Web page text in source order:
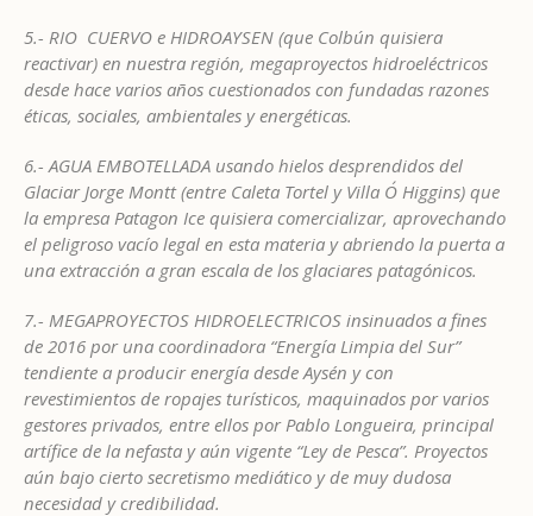
5.- RIO CUERVO e HIDROAYSEN (que Colbún quisiera
reactivar) en nuestra región, megaproyectos hidroeléctricos
desde hace varios años cuestionados con fundadas razones
éticas, sociales, ambientales y energéticas.
6.- AGUA EMBOTELLADA usando hielos desprendidos del
Glaciar Jorge Montt (entre Caleta Tortel y Villa O´ Higgins) que
la empresa Patagon Ice quisiera comercializar, aprovechando
el peligroso vacío legal en esta materia y abriendo la puerta a
una extracción a gran escala de los glaciares patagónicos.
7.- MEGAPROYECTOS HIDROELECTRICOS insinuados a fines
de 2016 por una coordinadora “Energía Limpia del Sur”
tendiente a producir energía desde Aysén y con
revestimientos de ropajes turísticos, maquinados por varios
gestores privados, entre ellos por Pablo Longueira, principal
artífice de la nefasta y aún vigente “Ley de Pesca”. Proyectos
aún bajo cierto secretismo mediático y de muy dudosa
necesidad y credibilidad.